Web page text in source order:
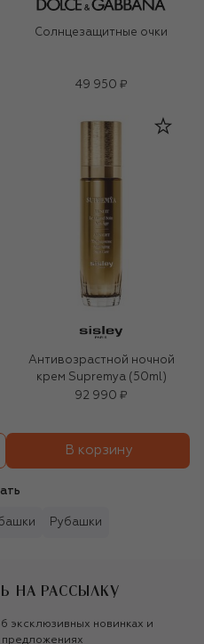
Солнцезащитные очки
49 950 ₽
Антивозрастной ночной
крем Supremya (50ml)
92 990 ₽
В корзину
Рубашки
НА РАССЫЛКУ
эксклюзивных новинках и
предложениях